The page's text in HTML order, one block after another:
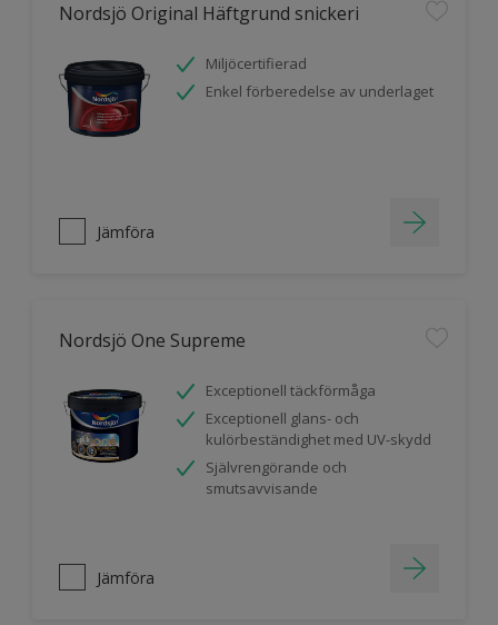
Nordsjö Original Häftgrund snickeri
Miljöcertifierad
Enkel förberedelse av underlaget
Jämföra
Nordsjö One Supreme
Exceptionell täckförmåga
Exceptionell glans- och
kulörbeständighet med UV-skydd
Självrengörande och
smutsavvisande
Jämföra